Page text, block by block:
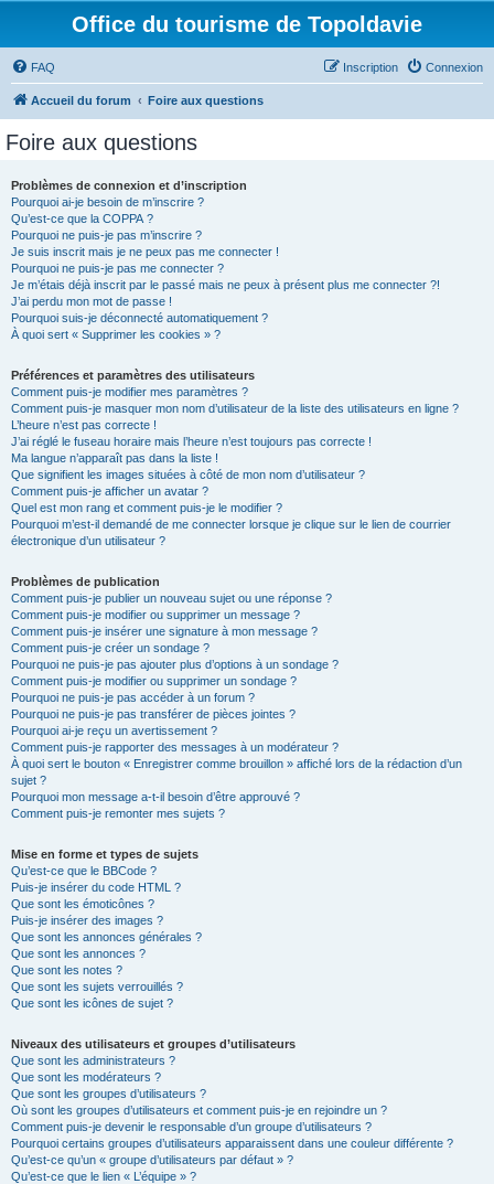
Office du tourisme de Topoldavie
FAQ Connexion
Inscription
Accueil du forum Foire aux questions
Foire aux questions
Problèmes de connexion et d’inscription
Pourquoi ai-je besoin de m’inscrire ?
Qu’est-ce que la COPPA ?
Pourquoi ne puis-je pas m’inscrire ?
Je suis inscrit mais je ne peux pas me connecter !
Pourquoi ne puis-je pas me connecter ?
Je m’étais déjà inscrit par le passé mais ne peux à présent plus me connecter ?!
J’ai perdu mon mot de passe !
Pourquoi suis-je déconnecté automatiquement ?
À quoi sert « Supprimer les cookies » ?
Préférences et paramètres des utilisateurs
Comment puis-je modifier mes paramètres ?
Comment puis-je masquer mon nom d’utilisateur de la liste des utilisateurs en ligne ?
L’heure n’est pas correcte !
J’ai réglé le fuseau horaire mais l’heure n’est toujours pas correcte !
Ma langue n’apparaît pas dans la liste !
Que signifient les images situées à côté de mon nom d’utilisateur ?
Comment puis-je afficher un avatar ?
Quel est mon rang et comment puis-je le modifier ?
Pourquoi m’est-il demandé de me connecter lorsque je clique sur le lien de courrier
électronique d’un utilisateur ?
Problèmes de publication
Comment puis-je publier un nouveau sujet ou une réponse ?
Comment puis-je modifier ou supprimer un message ?
Comment puis-je insérer une signature à mon message ?
Comment puis-je créer un sondage ?
Pourquoi ne puis-je pas ajouter plus d’options à un sondage ?
Comment puis-je modifier ou supprimer un sondage ?
Pourquoi ne puis-je pas accéder à un forum ?
Pourquoi ne puis-je pas transférer de pièces jointes ?
Pourquoi ai-je reçu un avertissement ?
Comment puis-je rapporter des messages à un modérateur ?
À quoi sert le bouton « Enregistrer comme brouillon » affiché lors de la rédaction d’un
sujet ?
Pourquoi mon message a-t-il besoin d’être approuvé ?
Comment puis-je remonter mes sujets ?
Mise en forme et types de sujets
Qu’est-ce que le BBCode ?
Puis-je insérer du code HTML ?
Que sont les émoticônes ?
Puis-je insérer des images ?
Que sont les annonces générales ?
Que sont les annonces ?
Que sont les notes ?
Que sont les sujets verrouillés ?
Que sont les icônes de sujet ?
Niveaux des utilisateurs et groupes d’utilisateurs
Que sont les administrateurs ?
Que sont les modérateurs ?
Que sont les groupes d’utilisateurs ?
Où sont les groupes d’utilisateurs et comment puis-je en rejoindre un ?
Comment puis-je devenir le responsable d’un groupe d’utilisateurs ?
Pourquoi certains groupes d’utilisateurs apparaissent dans une couleur différente ?
Qu’est-ce qu’un « groupe d’utilisateurs par défaut » ?
Qu’est-ce que le lien « L’équipe » ?